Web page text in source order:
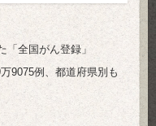
「全国がん登録」
9075例、都道府県別も